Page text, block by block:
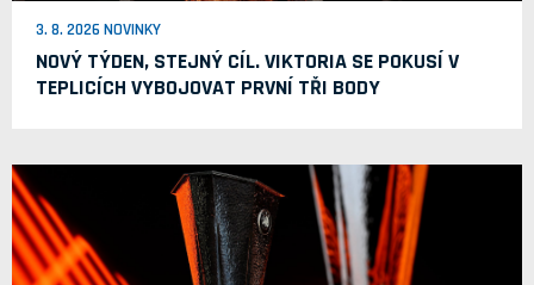
3. 8. 2026 NOVINKY
NOVÝ TÝDEN, STEJNÝ CÍL. VIKTORIA SE POKUSÍ V
TEPLICÍCH VYBOJOVAT PRVNÍ TŘI BODY